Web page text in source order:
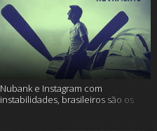
Nubank e Instagram com
instabilidades, brasileiros são os